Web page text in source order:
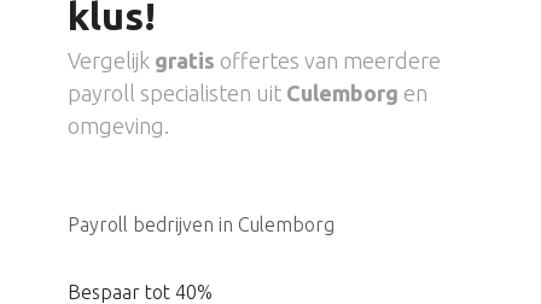
klus!
Vergelijk gratis offertes van meerdere
payroll specialisten uit Culemborg en
omgeving.
Payroll bedrijven in Culemborg
Bespaar tot 40%